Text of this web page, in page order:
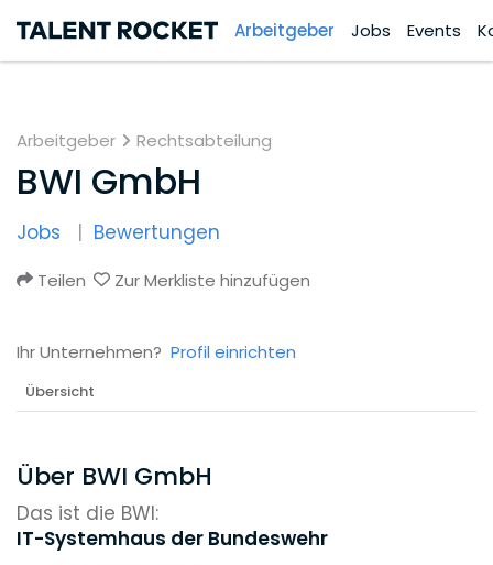
Arbeitgeber Jobs Events
Arbeitgeber Rechtsabteilung
BWI GmbH
Jobs Bewertungen
Teilen Zur Merkliste hinzufügen
Ihr Unternehmen? Profil einrichten
Übersicht
Über BWI GmbH
Das ist die BWI:
IT-Systemhaus der Bundeswehr